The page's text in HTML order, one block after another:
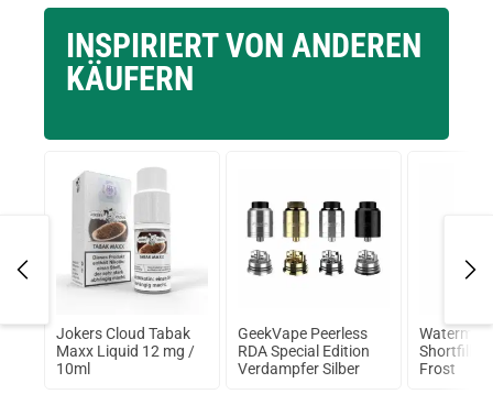
INSPIRIERT VON ANDEREN
KÄUFERN
Jokers Cloud Tabak
Maxx Liquid 12 mg /
10ml
GeekVape Peerless
RDA Special Edition
Verdampfer Silber
Shortfill
Frost